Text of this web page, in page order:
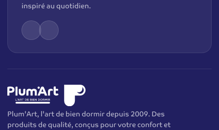
inspiré au quotidien.
Plum'Art, l'art de bien dormir depuis 2009. Des
produits de qualité, conçus pour votre confort et